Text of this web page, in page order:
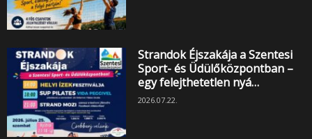
Strandok Éjszakája a Szentesi
Sport- és Üdülőközpontban –
egy felejthetetlen nyá…
2026.07.22.